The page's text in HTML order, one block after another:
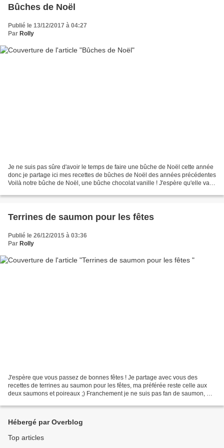
Bûches de Noël
Publié le 13/12/2017 à 04:27
Par Rolly
Je ne suis pas sûre d'avoir le temps de faire une bûche de Noël cette année
donc je partage ici mes recettes de bûches de Noël des années précédentes
Voilà notre bûche de Noël, une bûche chocolat vanille ! J'espère qu'elle va
Terrines de saumon pour les fêtes
Publié le 26/12/2015 à 03:36
Par Rolly
J'espère que vous passez de bonnes fêtes ! Je partage avec vous des
recettes de terrines au saumon pour les fêtes, ma préférée reste celle aux
deux saumons et poireaux ;) Franchement je ne suis pas fan de saumon, ma
Hébergé par Overblog
Top articles